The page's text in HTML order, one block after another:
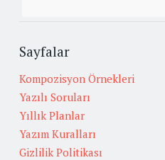
Sayfalar
Kompozisyon Örnekleri
Yazılı Soruları
Yıllık Planlar
Yazım Kuralları
Gizlilik Politikası